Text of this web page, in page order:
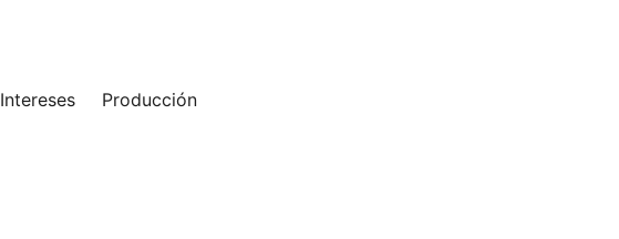
Intereses Producción